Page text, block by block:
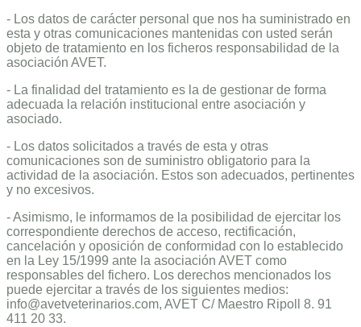
- Los datos de carácter personal que nos ha suministrado en
esta y otras comunicaciones mantenidas con usted serán
objeto de tratamiento en los ficheros responsabilidad de la
asociación AVET.
- La finalidad del tratamiento es la de gestionar de forma
adecuada la relación institucional entre asociación y
asociado.
- Los datos solicitados a través de esta y otras
comunicaciones son de suministro obligatorio para la
actividad de la asociación. Estos son adecuados, pertinentes
y no excesivos.
- Asimismo, le informamos de la posibilidad de ejercitar los
correspondiente derechos de acceso, rectificación,
cancelación y oposición de conformidad con lo establecido
en la Ley 15/1999 ante la asociación AVET como
responsables del fichero. Los derechos mencionados los
puede ejercitar a través de los siguientes medios:
info@avetveterinarios.com, AVET C/ Maestro Ripoll 8. 91
411 20 33.